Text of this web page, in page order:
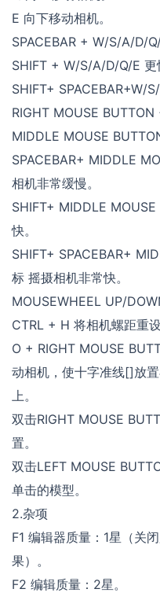
E 向下移动相机。
SPACEBAR + W/S/A/D/
SHIFT + W/S/A/D/Q/E 更
SHIFT+ SPACEBAR+W/
RIGHT MOUSE BUTTON
MIDDLE MOUSE
SPACEBAR+ MIDDLE
相机非常缓慢。
SHIFT+ MIDDLE
快。
SHIFT+ SPACEBAR+
标 摇摄相机非常快。
MOUSEWHEEL UP/
CTRL + H 将相机螺距重
O + RIGHT MOUSE
动相机，使十字准线[]放
上。
双击RIGHT MOUSE
置。
双击LEFT MOUSE
单击的模型。
2.杂项
F1 编辑器质量：1星（关
果）。
F2 编辑质量：2星。